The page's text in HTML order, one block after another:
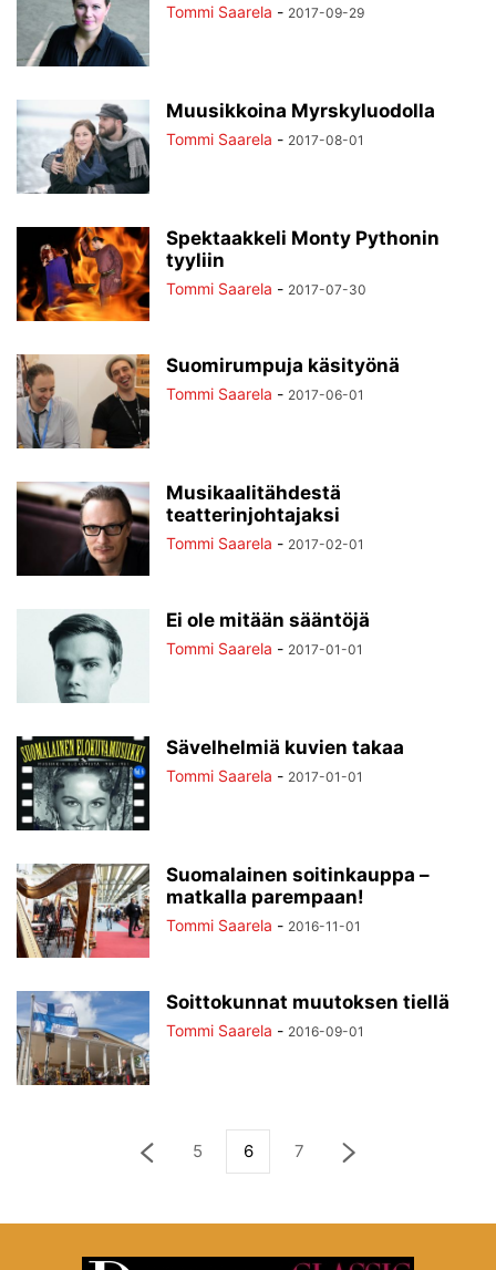
Tommi Saarela - 2017-09-29
Muusikkoina Myrskyluodolla
Tommi Saarela - 2017-08-01
Spektaakkeli Monty Pythonin
tyyliin
Tommi Saarela - 2017-07-30
Suomirumpuja käsityönä
Tommi Saarela - 2017-06-01
Musikaalitähdestä
teatterinjohtajaksi
Tommi Saarela - 2017-02-01
Ei ole mitään sääntöjä
Tommi Saarela - 2017-01-01
Sävelhelmiä kuvien takaa
Tommi Saarela - 2017-01-01
Suomalainen soitinkauppa –
matkalla parempaan!
Tommi Saarela - 2016-11-01
Soittokunnat muutoksen tiellä
Tommi Saarela - 2016-09-01
5 6 7